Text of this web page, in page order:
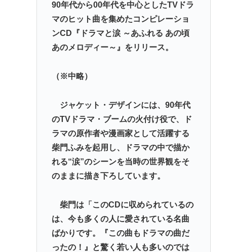
90年代から00年代を中心としたTVドラ
マのヒット曲を集めたコンピレーショ
ンCD『ドラマと涙 ～あふれる あの頃
あのメロディー～』をリリース。
（※中略）
ジャケット・デザインには、90年代
のTVドラマ・ブームの火付け役で、ド
ラマの原作者や漫画家として活躍する
柴門ふみを起用し、ドラマの中で描か
れる“涙”のシーンを当時の世界観をそ
のままに描き下ろしています。
柴門は「このCDに収められているの
は、今も多くの人に愛されている名曲
ばかりです。『この曲もドラマの曲だ
ったの！』と驚く若い人も多いのでは